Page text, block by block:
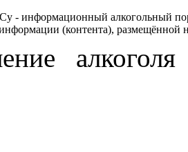
- информационный алкогольный
(контента), размещённой